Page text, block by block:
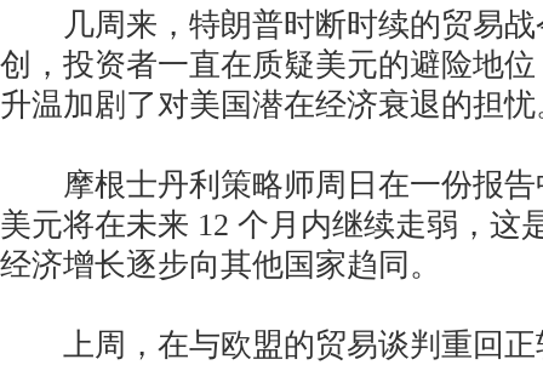
几周来，特朗普时断时续的贸易战
创，投资者一直在质疑美元的避险地
升温加剧了对美国潜在经济衰退的担忧
摩根士丹利策略师周日在一份报告
美元将在未来 12 个月内继续走弱，这
经济增长逐步向其他国家趋同。
上周，在与欧盟的贸易谈判重回正